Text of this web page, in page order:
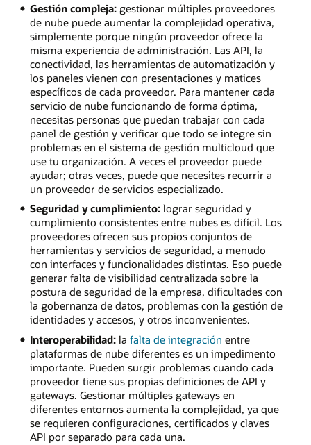
Gestión compleja:gestionar múltiples proveedores
de nube puede aumentar la complejidad operativa,
simplemente porque ningún proveedor ofrece la
misma experiencia de administración. Las API, la
conectividad, las herramientas de automatización y
los paneles vienen con presentaciones y matices
específicos de cada proveedor. Para mantener cada
servicio de nube funcionando de forma óptima,
necesitas personas que puedan trabajar con cada
panel de gestión y verificar que todo se integre sin
problemas en el sistema de gestión multicloud que
use tu organización. A veces el proveedor puede
ayudar; otras veces, puede que necesites recurrir a
un proveedor de servicios especializado.
Seguridad y cumplimiento:lograr seguridad y
cumplimiento consistentes entre nubes es difícil. Los
proveedores ofrecen sus propios conjuntos de
herramientas y servicios de seguridad, a menudo
con interfaces y funcionalidades distintas. Eso puede
generar falta de visibilidad centralizada sobre la
postura de seguridad de la empresa, dificultades con
la gobernanza de datos, problemas con la gestión de
identidades y accesos, y otros inconvenientes.
Interoperabilidad:la falta de integración entre
plataformas de nube diferentes es un impedimento
importante. Pueden surgir problemas cuando cada
proveedor tiene sus propias definiciones de API y
gateways. Gestionar múltiples gateways en
diferentes entornos aumenta la complejidad, ya que
se requieren configuraciones, certificados y claves
API por separado para cada una.